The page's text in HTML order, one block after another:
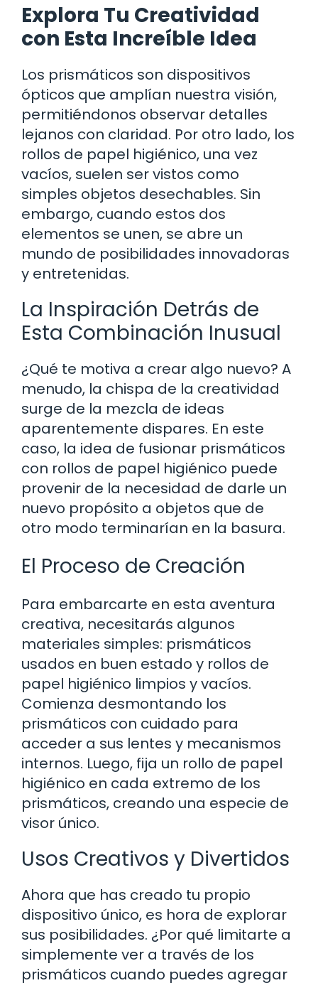
Explora Tu Creatividad
con Esta Increíble Idea
Los prismáticos son dispositivos
ópticos que amplían nuestra visión,
permitiéndonos observar detalles
lejanos con claridad. Por otro lado, los
rollos de papel higiénico, una vez
vacíos, suelen ser vistos como
simples objetos desechables. Sin
embargo, cuando estos dos
elementos se unen, se abre un
mundo de posibilidades innovadoras
y entretenidas.
La Inspiración Detrás de
Esta Combinación Inusual
¿Qué te motiva a crear algo nuevo? A
menudo, la chispa de la creatividad
surge de la mezcla de ideas
aparentemente dispares. En este
caso, la idea de fusionar prismáticos
con rollos de papel higiénico puede
provenir de la necesidad de darle un
nuevo propósito a objetos que de
otro modo terminarían en la basura.
El Proceso de Creación
Para embarcarte en esta aventura
creativa, necesitarás algunos
materiales simples: prismáticos
usados en buen estado y rollos de
papel higiénico limpios y vacíos.
Comienza desmontando los
prismáticos con cuidado para
acceder a sus lentes y mecanismos
internos. Luego, fija un rollo de papel
higiénico en cada extremo de los
prismáticos, creando una especie de
visor único.
Usos Creativos y Divertidos
Ahora que has creado tu propio
dispositivo único, es hora de explorar
sus posibilidades. ¿Por qué limitarte a
simplemente ver a través de los
prismáticos cuando puedes agregar